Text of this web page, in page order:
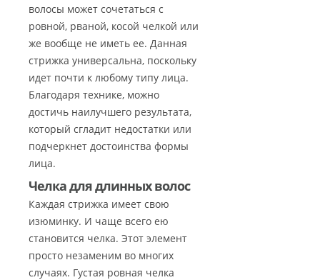
волосы может сочетаться с
ровной, рваной, косой челкой или
же вообще не иметь ее. Данная
стрижка универсальна, поскольку
идет почти к любому типу лица.
Благодаря технике, можно
достичь наилучшего результата,
который сгладит недостатки или
подчеркнет достоинства формы
лица.
Челка для длинных волос
Каждая стрижка имеет свою
изюминку. И чаще всего ею
становится челка. Этот элемент
просто незаменим во многих
случаях. Густая ровная челка